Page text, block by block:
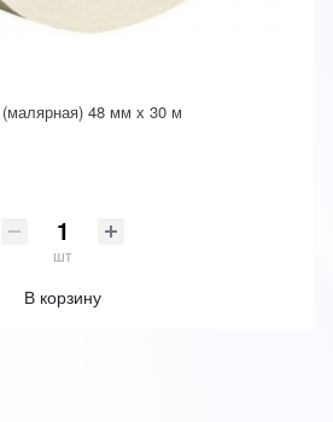
48 мм х 30 м
шт
В корзину